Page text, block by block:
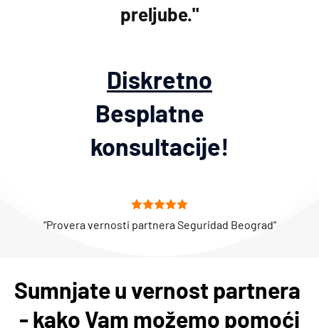
preljube."
Diskretno
Besplatne
konsultacije!
“Provera vernosti partnera Seguridad Beograd“
Sumnjate u vernost partnera
- kako Vam možemo pomoći